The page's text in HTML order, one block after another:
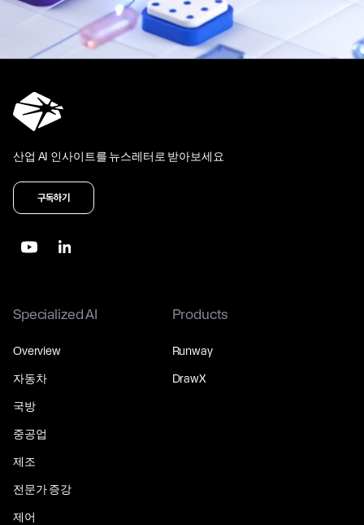
산업 AI 인사이트를 뉴스레터로 받아보세요
구독하기
Specialized AI
Overview
자동차
국방
중공업
제조
전문가 증강
제어
Products
Runway
DrawX